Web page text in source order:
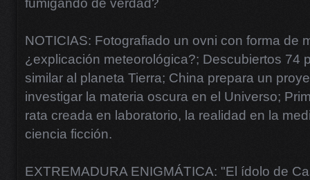
fumigando de verdad?
NOTICIAS: Fotografiado un ovni con forma de
¿explicación meteorológica?; Descubiertos 74
similar al planeta Tierra; China prepara un
investigar la materia oscura en el Universo;
rata creada en laboratorio, la realidad en la
ciencia ficción.
EXTREMADURA ENIGMÁTICA: "El ídolo de